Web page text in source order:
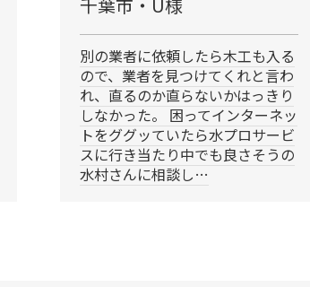
別の業者に依頼したら木工も入る
ので、業者を見つけてくれと言わ
れ、直るのか直らないかはっきり
しなかった。 困ってインターネッ
トをググッていたら水プロサービ
スに行き当たり中でも良さそうの
水村さんに相談し…